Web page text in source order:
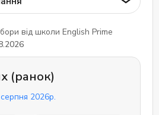
від школи English Prime
(ранок)
2026р.